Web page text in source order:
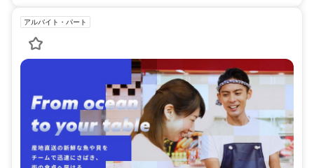
アルバイト・パート